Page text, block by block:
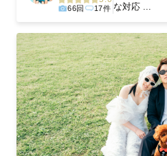
66回 17件 な対応 ...